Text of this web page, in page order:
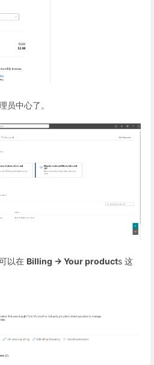
员中心了。
以在 Billing -> Your products 这